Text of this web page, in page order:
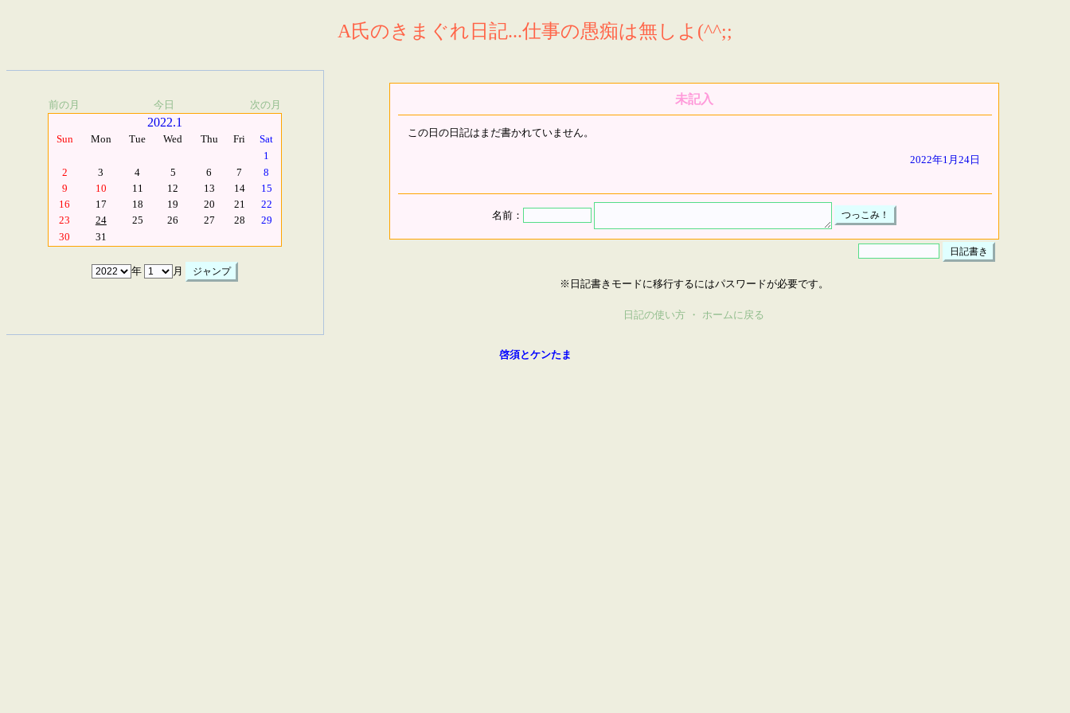
A氏のきまぐれ日記...仕事の愚痴は無しよ(^^;;
前の月 今日 次の月
2022.1
Sun Mon Tue Wed Thu Fri
Sat
1
2
3 4 5 6 7
8
9
10 11 12 13 14
15
16
17 18 19 20 21
22
23
24 25 26 27 28
29
30
31
年 月
未記入
この日の日記はまだ書かれていません。
2022年1月24日
名前：
※日記書きモードに移行するにはパスワードが必要です。
日記の使い方 ・ ホームに戻る
啓須とケンたま